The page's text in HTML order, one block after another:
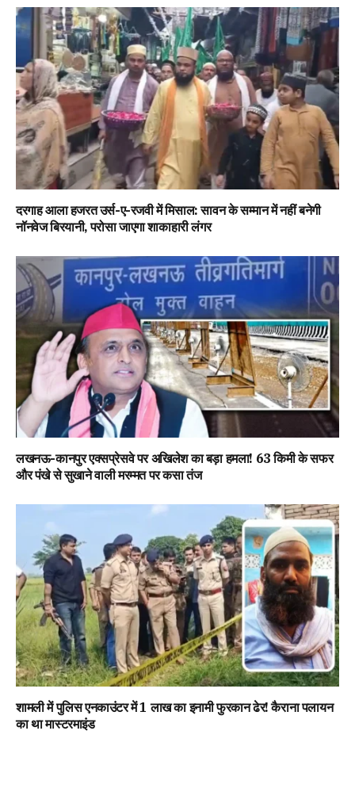
दरगाह आला हजरत उर्स-ए-रजवी में मिसाल: सावन के सम्मान में नहीं बनेगी
नॉनवेज बिरयानी, परोसा जाएगा शाकाहारी लंगर
लखनऊ-कानपुर एक्सप्रेसवे पर अखिलेश का बड़ा हमला! 63 किमी के सफर
और पंखे से सुखाने वाली मरम्मत पर कसा तंज
शामली में पुलिस एनकाउंटर में 1 लाख का इनामी फुरकान ढेर! कैराना पलायन
का था मास्टरमाइंड